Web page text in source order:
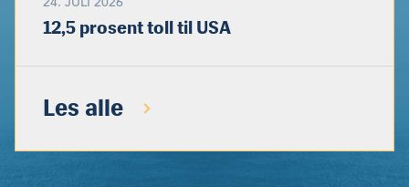
12,5 prosent toll til USA
Les alle